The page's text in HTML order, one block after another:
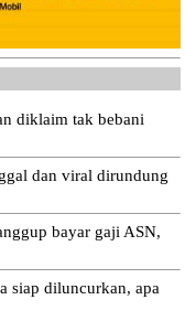
diklaim tak bebani
dan viral dirundung
bayar gaji ASN,
siap diluncurkan, apa